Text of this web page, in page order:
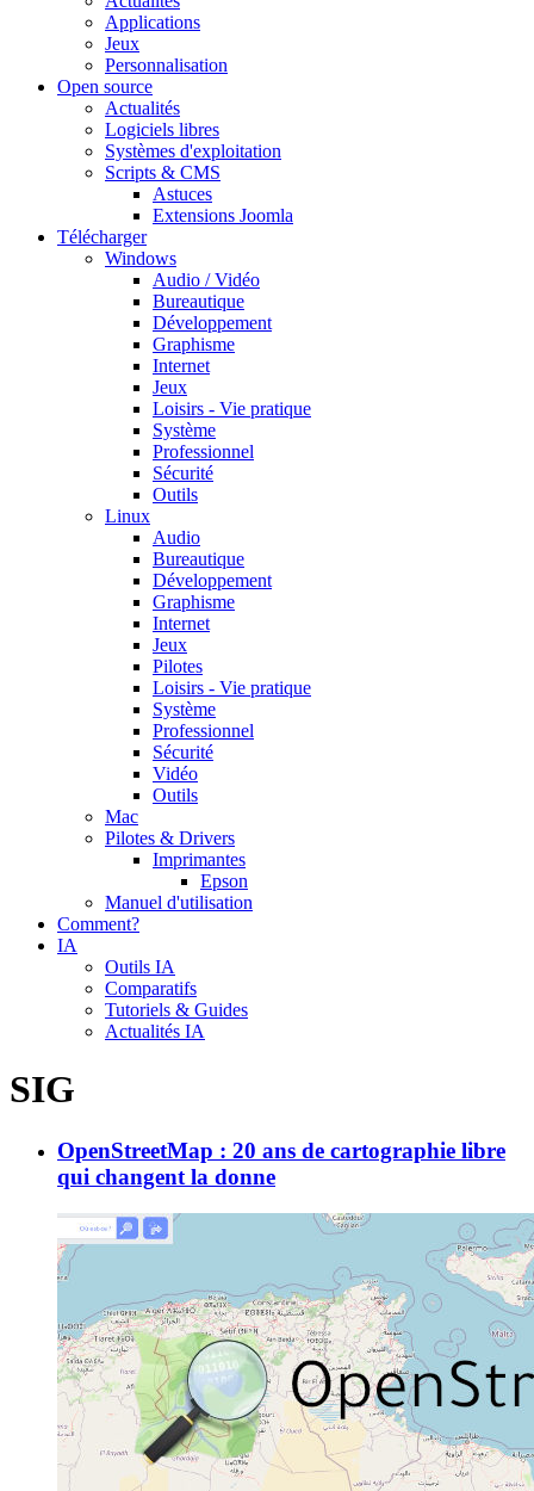
Applications
Jeux
Personnalisation
Open source
Actualités
Logiciels libres
Systèmes d'exploitation
Scripts & CMS
Astuces
Extensions Joomla
Télécharger
Windows
Audio / Vidéo
Bureautique
Développement
Graphisme
Internet
Jeux
Loisirs - Vie pratique
Système
Professionnel
Sécurité
Outils
Linux
Audio
Bureautique
Développement
Graphisme
Internet
Jeux
Pilotes
Loisirs - Vie pratique
Système
Professionnel
Sécurité
Vidéo
Outils
Mac
Pilotes & Drivers
Imprimantes
Epson
Manuel d'utilisation
Comment?
IA
Outils IA
Comparatifs
Tutoriels & Guides
Actualités IA
SIG
OpenStreetMap : 20 ans de cartographie libre
qui changent la donne